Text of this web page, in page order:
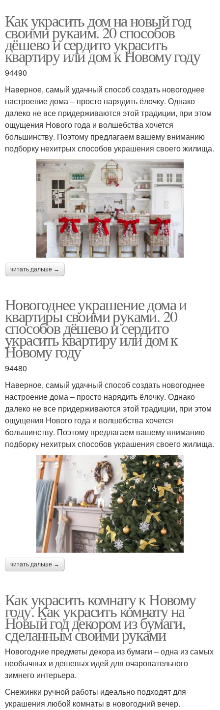
Как украсить дом на новый год
своими рукаим. 20 способов
дёшево и сердито украсить
квартиру или дом к Новому году
94490
Наверное, самый удачный способ создать новогоднее
настроение дома – просто нарядить ёлочку. Однако
далеко не все придерживаются этой традиции, при этом
ощущения Нового года и волшебства хочется
большинству. Поэтому предлагаем вашему вниманию
подборку нехитрых способов украшения своего жилища.
читать дальше →
Новогоднее украшение дома и
квартиры своими руками. 20
способов дёшево и сердито
украсить квартиру или дом к
Новому году
94480
Наверное, самый удачный способ создать новогоднее
настроение дома – просто нарядить ёлочку. Однако
далеко не все придерживаются этой традиции, при этом
ощущения Нового года и волшебства хочется
большинству. Поэтому предлагаем вашему вниманию
подборку нехитрых способов украшения своего жилища.
читать дальше →
Как украсить комнату к Новому
году. Как украсить комнату на
Новый год декором из бумаги,
сделанным своими руками
Новогодние предметы декора из бумаги – одна из самых
необычных и дешевых идей для очаровательного
зимнего интерьера.
Снежинки ручной работы идеально подходят для
украшения любой комнаты в новогодний вечер.